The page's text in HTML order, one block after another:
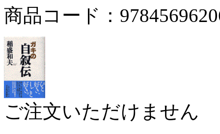
商品コード：
ご注文いただけません